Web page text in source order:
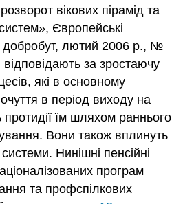
вікових пірамід та
Європейські
лютий 2006 р., №
за зростаючу
які в основному
в період виходу на
протидії їм шляхом раннього
Вони також вплинуть
Нинішні пенсійні
програм
та профспілкових